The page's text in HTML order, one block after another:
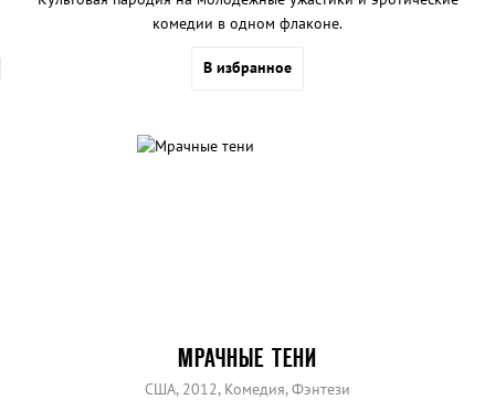
комедии в одном флаконе.
В избранное
МРАЧНЫЕ ТЕНИ
США, 2012, Комедия, Фэнтези